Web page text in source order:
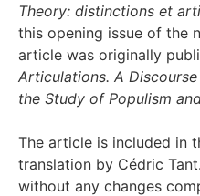
Theory: distinctions et
this opening issue of the
article was originally
Articulations. A
the Study of Populism
The article is included in
translation by Cédric
without any changes